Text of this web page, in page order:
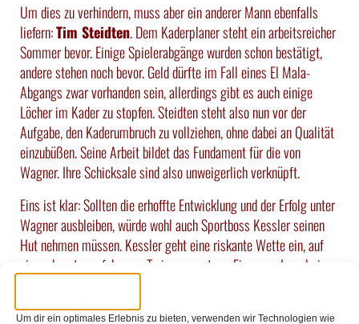
Um dir ein optimales Erlebnis zu bieten, verwenden wir Technologien wie
Um dies zu verhindern, muss aber ein anderer Mann ebenfalls
liefern:Tim Steidten. Dem Kaderplaner steht ein arbeitsreicher
Sommer bevor. Einige Spielerabgänge wurden schon bestätigt,
andere stehen noch bevor. Geld dürfte im Fall eines El Mala-
Abgangs zwar vorhanden sein, allerdings gibt es auch einige
Löcher im Kader zu stopfen. Steidten steht also nun vor der
Aufgabe, den Kaderumbruch zu vollziehen, ohne dabei an Qualität
einzubüßen. Seine Arbeit bildet das Fundament für die von
Wagner. Ihre Schicksale sind also unweigerlich verknüpft.
Eins ist klar: Sollten die erhoffte Entwicklung und der Erfolg unter
Wagner ausbleiben, würde wohl auch Sportboss Kessler seinen
Hut nehmen müssen. Kessler geht eine riskante Wette ein, auf
einen derart unerfahrenen Trainer zu setzen. Ein neuer Impuls in
Variante gewesen. Geht Kesslers Wette auf, haben wir eine der